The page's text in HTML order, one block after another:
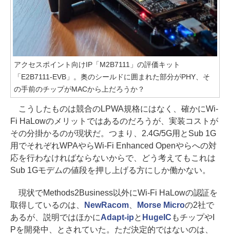
アクセスポイント向けIP「M2B7111」の評価キット
「E2B7111-EVB」。奥のシールドに囲まれた部分がPHY、そ
の手前のチップがMACから上だろうか？
こうしたものは競合のLPWA規格にはなく、確かにWi-
Fi HaLowのメリットではあるのだろうが、実装コストが
その分掛かるのが現状だ。つまり、2.4G/5G用とSub 1G
用でそれぞれWPAやらWi-Fi Enhanced Openやらへの対
応を行わなければならないからで、どう考えてもこれは
Sub 1Gモデムの値段を押し上げる方にしか働かない。
現状でMethods2Business以外にWi-Fi HaLowの認証を
取得しているのは、
NewRacom、 Morse Microの2社で
あるが、説明ではほかにAdapt-ipと HugeIC もチップやI
Pを開発中、とされていた。ただ決定的ではないのは、